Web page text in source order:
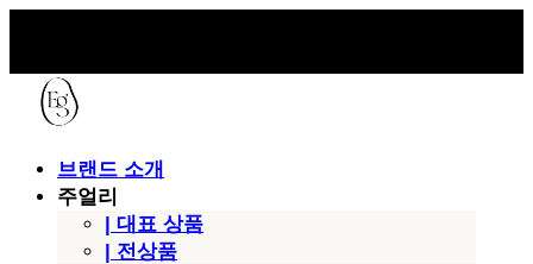
브랜드 소개
주얼리
| 대표 상품
| 전상품